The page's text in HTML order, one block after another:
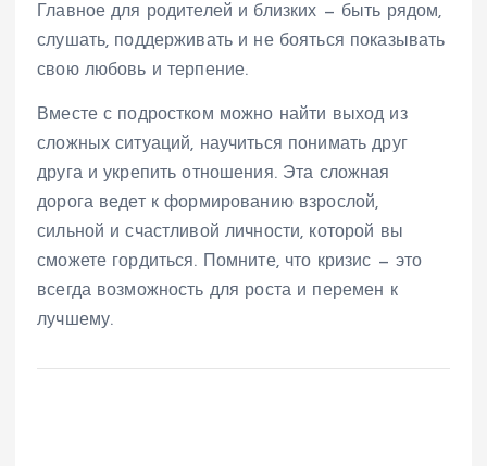
Главное для родителей и близких — быть рядом,
слушать, поддерживать и не бояться показывать
свою любовь и терпение.
Вместе с подростком можно найти выход из
сложных ситуаций, научиться понимать друг
друга и укрепить отношения. Эта сложная
дорога ведет к формированию взрослой,
сильной и счастливой личности, которой вы
сможете гордиться. Помните, что кризис — это
всегда возможность для роста и перемен к
лучшему.